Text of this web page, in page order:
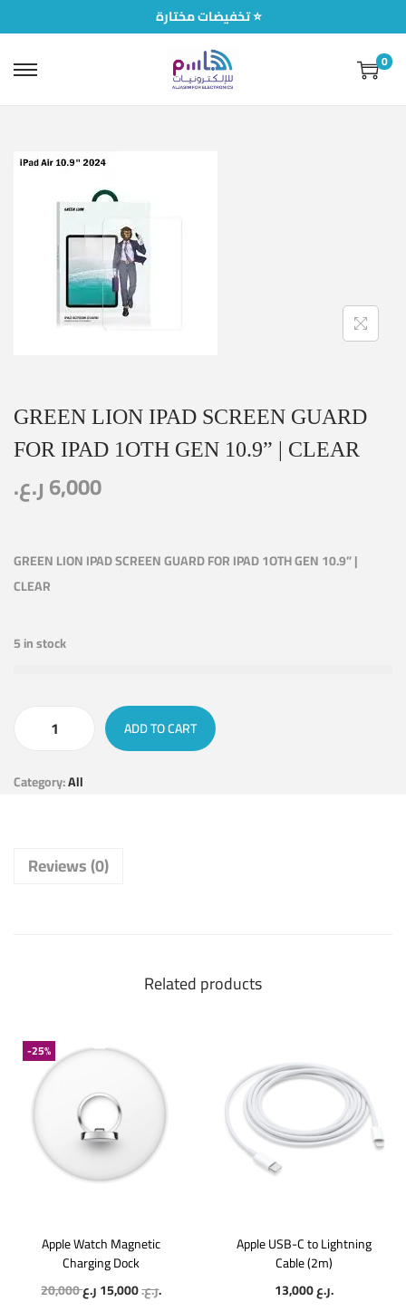
تخفيضات مختارة ⭐
0
GREEN LION IPAD SCREEN GUARD
FOR IPAD 1OTH GEN 10.9” | CLEAR
6,000ر.ع.
GREEN LION IPAD SCREEN GUARD FOR IPAD 1OTH GEN 10.9” |
CLEAR
5 in stock
ADD TO CART
Category:All
Reviews (0)
Related products
-25%
Apple Watch Magnetic
Charging Dock
20,000
ر.ع.15,000
ر.ع.
Apple USB-C to Lightning
Cable (2m)
13,000
ر.ع.